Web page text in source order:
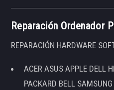
Reparación Ordenador
REPARACIÓN HARDWARE
ACER ASUS APPLE DELL
PACKARD BELL